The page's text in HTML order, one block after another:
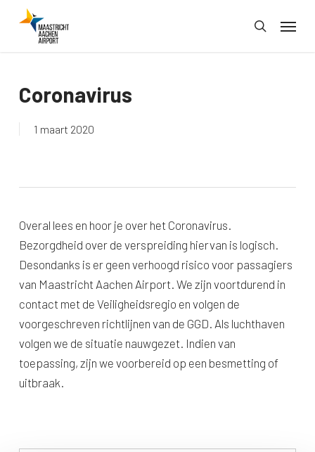
search
Menu
Coronavirus
1 maart 2020
Overal lees en hoor je over het Coronavirus.
Bezorgdheid over de verspreiding hiervan is logisch.
Desondanks is er geen verhoogd risico voor passagiers
van Maastricht Aachen Airport. We zijn voortdurend in
contact met de Veiligheidsregio en volgen de
voorgeschreven richtlijnen van de GGD. Als luchthaven
volgen we de situatie nauwgezet. Indien van
toepassing, zijn we voorbereid op een besmetting of
uitbraak.